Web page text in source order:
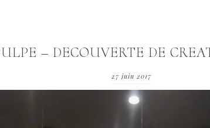
– DECOUVERTE DE
27 juin 2017